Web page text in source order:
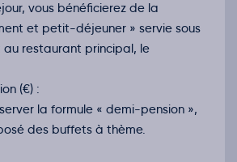
/pers
Retour le Ven. 08 janv. 27
Retour le Sam. 09 janv. 27
/pers
Retour le Lun. 11 janv. 27
vous bénéficierez de la
et petit-déjeuner » servie sous
restaurant principal, le
(€) :
la formule « demi-pension »,
des buffets à thème.